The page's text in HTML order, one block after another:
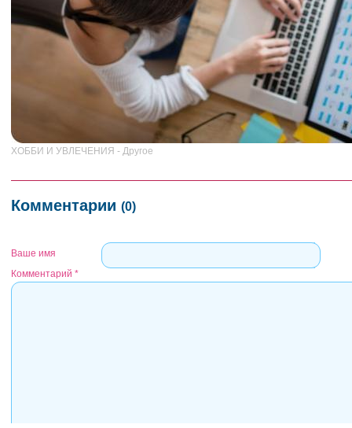
ХОББИ И УВЛЕЧЕНИЯ - Другое
Комментарии (0)
Ваше имя
Комментарий *